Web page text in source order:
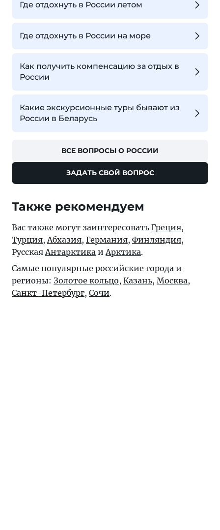
Где отдохнуть в России летом
Где отдохнуть в России на море
Как получить компенсацию за отдых в
России
Какие экскурсионные туры бывают из
России в Беларусь
ВСЕ ВОПРОСЫ О РОССИИ
ЗАДАТЬ СВОЙ ВОПРОС
Также рекомендуем
Вас также могут заинтересовать Греция,
Турция, Абхазия, Германия, Финляндия,
Русская Антарктика и Арктика.
Самые популярные российские города и
регионы: Золотое кольцо, Казань, Москва,
Санкт-Петербург, Сочи.